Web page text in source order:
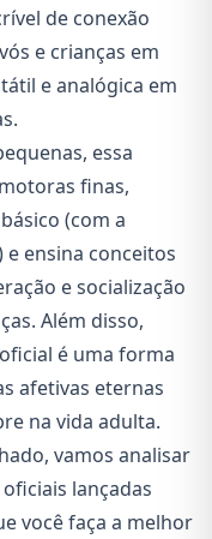
de conexão
e crianças em
e analógica em
essa
finas,
(com a
e ensina conceitos
e socialização
Além disso,
é uma forma
afetivas eternas
na vida adulta.
vamos analisar
lançadas
você faça a melhor